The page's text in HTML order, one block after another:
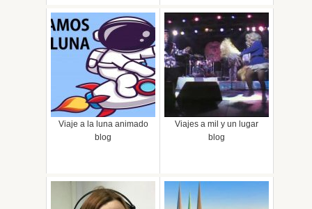
Viaje a la luna animado
blog
Viajes a mil y un lugar
blog